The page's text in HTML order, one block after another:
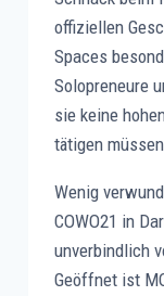
offiziellen
Spaces
Solopreneure
sie keine
tätigen
Wenig
COWO21 in
unverbindlich
Geöffnet ist